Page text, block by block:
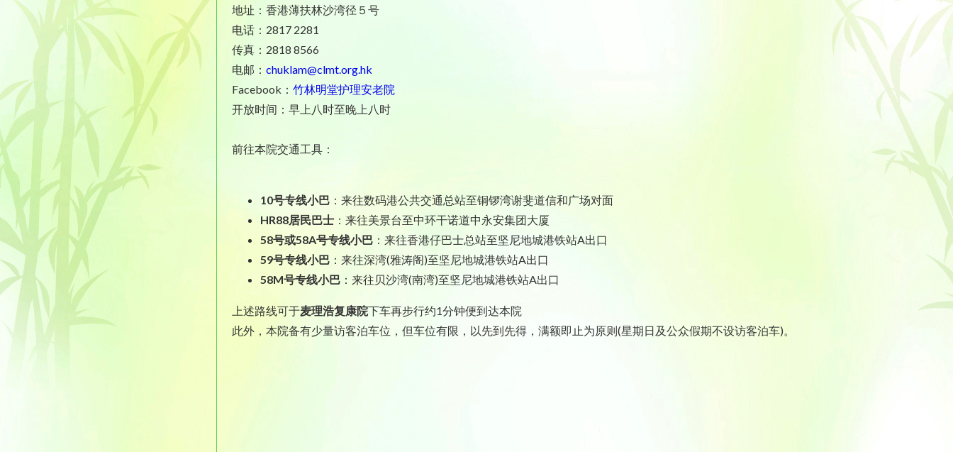
地址：香港薄扶林沙湾径５号
电话：2817 2281
传真：2818 8566
电邮： chuklam@clmt.org.hk
Facebook： 竹林明堂护理安老院
开放时间：早上八时至晚上八时
前往本院交通工具：
10号专线小巴 ：来往数码港公共交通总站至铜锣湾谢斐道信和广场对面
HR88居民巴士 ：来往美景台至中环干诺道中永安集团大厦
58号或58A号专线小巴 ：来往香港仔巴士总站至坚尼地城港铁站A出口
59号专线小巴 ：来往深湾(雅涛阁)至坚尼地城港铁站A出口
58M号专线小巴 ：来往贝沙湾(南湾)至坚尼地城港铁站A出口
上述路线可于麦理浩复康院下车再步行约1分钟便到达本院
此外，本院备有少量访客泊车位，但车位有限，以先到先得，满额即止为原则(星期日及公众假期不设访客泊车)。